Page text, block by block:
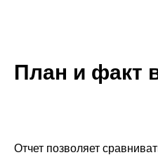
План и факт
Отчет позволяет